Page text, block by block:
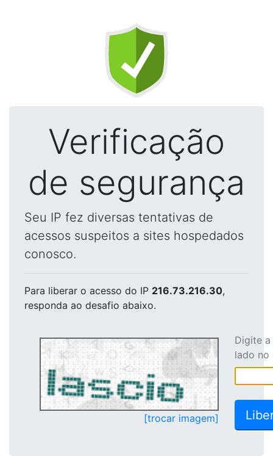
Verificação
de segurança
Seu IP fez diversas tentativas de
acessos suspeitos a sites hospedados
conosco.
Para liberar o acesso do IP 216.73.216.30,
responda ao desafio abaixo.
[trocar imagem]
Digite
lado no